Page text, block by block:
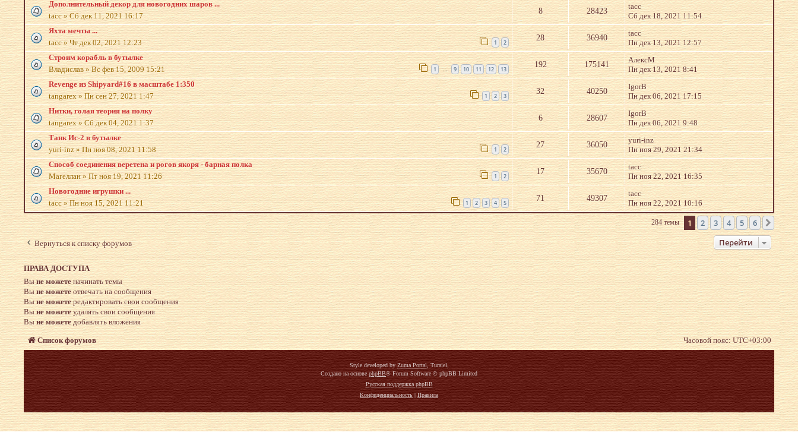
Дополнительный декор для новогодних шаров ...
tacc»Сб дек 11, 2021 16:17
8 28423
tacc
Сб дек 18, 2021 11:54
Яхта мечты ...
tacc»Чт дек 02, 2021 12:23 1 2
28 36940
tacc
Пн дек 13, 2021 12:57
Строим корабль в бутылке
Владислав»Вс фев 15, 2009 15:21 1 … 9 10 11 12 13
192 175141
АлекcМ
Пн дек 13, 2021 8:41
Revenge из Shipyard#16 в масштабе 1:350
tangarex»Пн сен 27, 2021 1:47 1 2 3
32 40250
IgorB
Пн дек 06, 2021 17:15
Нитки, голая теория на полку
tangarex»Сб дек 04, 2021 1:37
6 28607
IgorB
Пн дек 06, 2021 9:48
Танк Ис-2 в бутылке
yuri-inz»Пн ноя 08, 2021 11:58 1 2
27 36050
yuri-inz
Пн ноя 29, 2021 21:34
Способ соединения веретена и рогов якоря - барная полка
Магеллан»Пт ноя 19, 2021 11:26 1 2
17 35670
tacc
Пн ноя 22, 2021 16:35
Новогодние игрушки ...
tacc»Пн ноя 15, 2021 11:21 1 2 3 4 5
71 49307
tacc
Пн ноя 22, 2021 10:16
284 темы 1 2 3 4 5 6 След.
Вернуться к списку форумов Перейти
ПРАВА ДОСТУПА
Выне можетеначинать темы
Выне можетеотвечать на сообщения
Выне можетередактировать свои сообщения
Выне можетеудалять свои сообщения
Выне можете добавлять вложения
Список форумов Часовой пояс:UTC+03:00
Style developed byZuma Portal, Turaiel,
Создано на основе phpBB® Forum Software © phpBB Limited
Русская поддержка phpBB
Конфиденциальность| Правила